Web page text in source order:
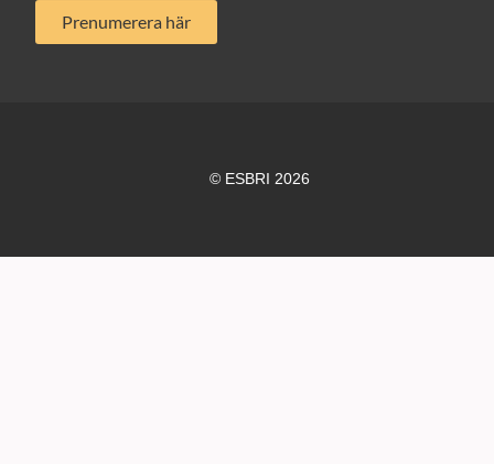
Prenumerera här
© ESBRI 2026